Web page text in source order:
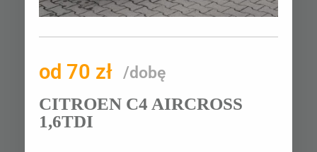
od 70 zł /dobę
CITROEN C4 AIRCROSS
1,6TDI